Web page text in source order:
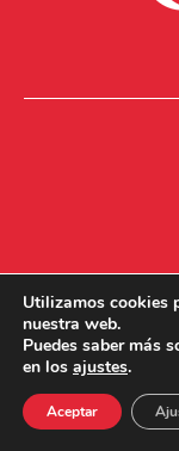
Utilizamos cookies
nuestra web.
Puedes saber más
en los ajustes.
Aceptar